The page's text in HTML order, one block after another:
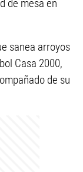
de mesa en
sanea arroyos
Casa 2000,
de su